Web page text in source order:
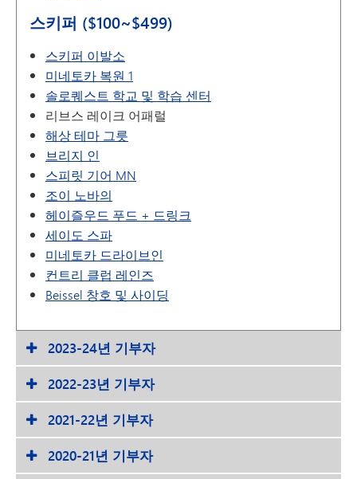
스키퍼 ($100~$499)
스키퍼 이발소
미네토카 복원 1
솔로퀘스트 학교 및 학습 센터
리브스 레이크 어패럴
해상 테마 그릇
브리지 인
스피릿 기어 MN
조이 노바의
헤이즐우드 푸드 + 드링크
세이도 스파
미네토카 드라이브인
컨트리 클럽 레인즈
Beissel 창호 및 사이딩
2023-24년 기부자
2022-23년 기부자
2021-22년 기부자
2020-21년 기부자